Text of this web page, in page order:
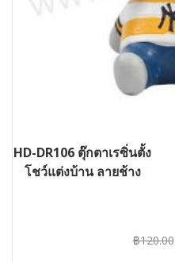
HD-DR106 ตุ๊กตาเรซิ่นตั้ง
โชว์แต่งบ้าน ลายช้าง
฿120.00